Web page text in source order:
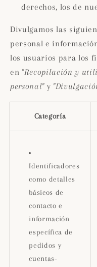
derechos, los de
Divulgamos las
personal e
los usuarios para los
en "Recopilación y
personal"y
Categoría
Identificadores
como detalles
básicos de
contacto e
información
específica de
pedidos y
cuentas-